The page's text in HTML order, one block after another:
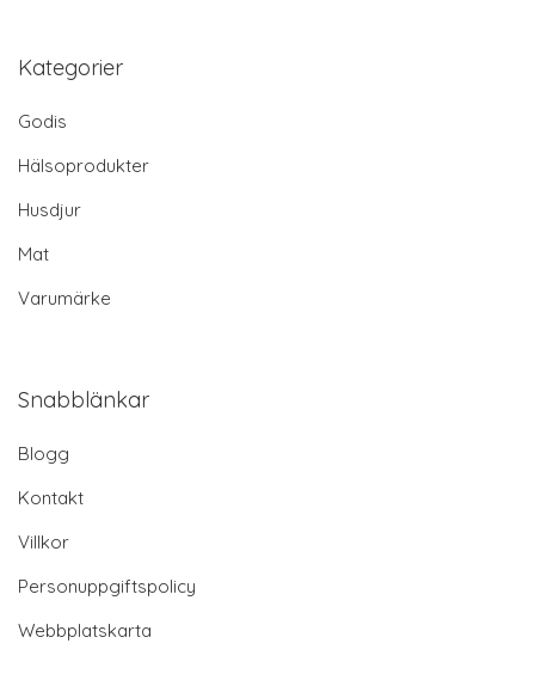
Kategorier
Godis
Hälsoprodukter
Husdjur
Mat
Varumärke
Snabblänkar
Blogg
Kontakt
Villkor
Personuppgiftspolicy
Webbplatskarta